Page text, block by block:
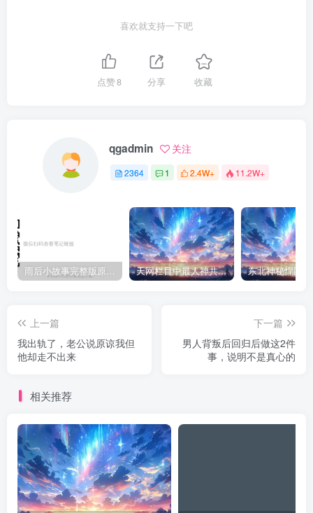
喜欢就支持一下吧
点赞8 分享 收藏
qgadmin 关注
2364 1 2.4W+ 11.2W+
雨后小故事完整版原片动态图（图+文字解说版） 天网栏目中最人神共愤的一期《消失的夫妻》
上一篇
我出轨了，老公说原谅我但
他却走不出来
下一篇
男人背叛后回归后做这2件
事，说明不是真心的
相关推荐